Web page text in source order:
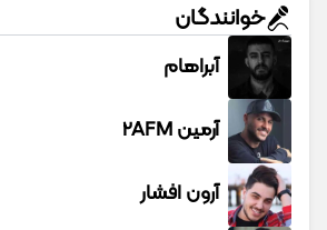
خوانندگان
آبراهام
آرمین 2AFM
آرون افشار